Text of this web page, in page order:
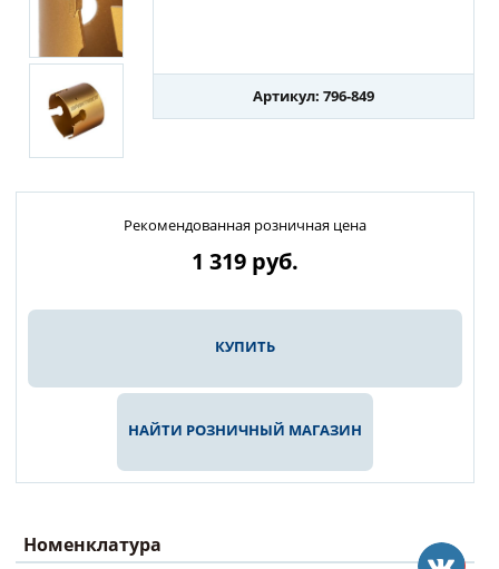
Артикул: 796-849
Рекомендованная розничная цена
1 319 руб.
КУПИТЬ
НАЙТИ РОЗНИЧНЫЙ МАГАЗИН
Номенклатура